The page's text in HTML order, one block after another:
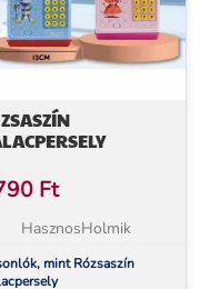
Ft
HasznosHolmik
mint Rózsaszín